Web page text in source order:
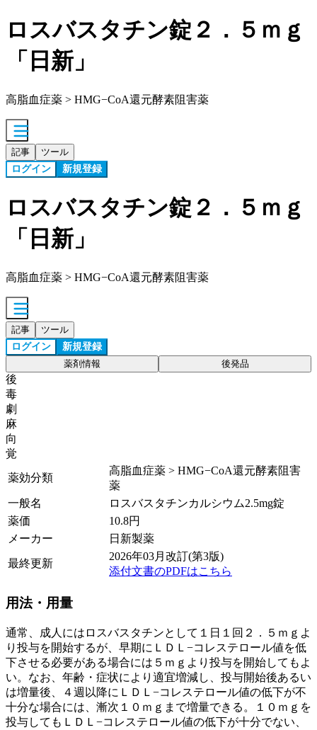
ロスバスタチン錠２．５ｍｇ
「日新」
高脂血症薬 > HMG−CoA還元酵素阻害薬
記事 ツール
ログイン 新規登録
ロスバスタチン錠２．５ｍｇ
「日新」
高脂血症薬 > HMG−CoA還元酵素阻害薬
記事 ツール
ログイン 新規登録
薬剤情報 後発品
後
毒
劇
麻
向
覚
薬効分類
高脂血症薬 > HMG−CoA還元酵素阻害
薬
一般名
ロスバスタチンカルシウム2.5mg錠
薬価
10.8円
メーカー
日新製薬
最終更新
2026年03月改訂(第3版)
添付文書のPDFはこちら
用法・用量
通常、成人にはロスバスタチンとして１日１回２．５ｍｇよ
り投与を開始するが、早期にＬＤＬ−コレステロール値を低
下させる必要がある場合には５ｍｇより投与を開始してもよ
い。なお、年齢・症状により適宜増減し、投与開始後あるい
は増量後、４週以降にＬＤＬ−コレステロール値の低下が不
十分な場合には、漸次１０ｍｇまで増量できる。１０ｍｇを
投与してもＬＤＬ−コレステロール値の低下が十分でない、